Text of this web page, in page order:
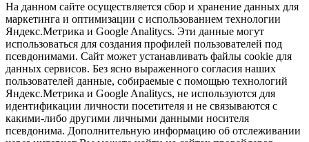
На данном сайте осуществляется сбор и хранение данных для
маркетинга и оптимизации с использованием технологии
Яндекс.Метрика и Google Analitycs. Эти данные могут
использоваться для создания профилей пользователей под
псевдонимами. Сайт может устанавливать файлы cookie для
данных сервисов. Без ясно выраженного согласия наших
пользователей данные, собираемые с помощью технологий
Яндекс.Метрика и Google Analitycs, не используются для
идентификации личности посетителя и не связываются с
какими-либо другими личными данными носителя
псевдонима. Дополнительную информацию об отслеживании